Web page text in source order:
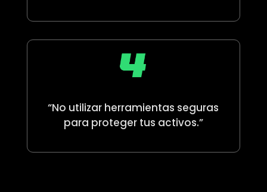
“No utilizar herramientas seguras
para proteger tus activos.”